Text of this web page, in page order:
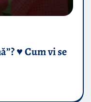
♥️ Cum vi se